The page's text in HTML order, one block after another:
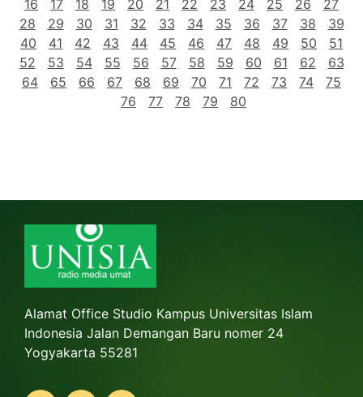
16
17 18 19 20 21 22 23 24 25 26
27
28
29 30 31 32 33 34 35 36 37 38
39
40
41 42 43 44 45 46 47 48 49 50
51
52
53 54 55 56 57 58 59 60 61 62
63
64
65 66 67 68 69 70 71 72 73 74
75
76
77 78 79 80
Alamat Office Studio Kampus Universitas Islam
Indonesia Jalan Demangan Baru nomer 24
Yogyakarta 55281